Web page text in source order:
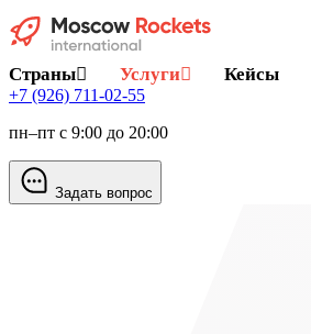
Страны Услуги Кейсы
+7 (926) 711-02-55
пн–пт с 9:00 до 20:00
Задать вопрос